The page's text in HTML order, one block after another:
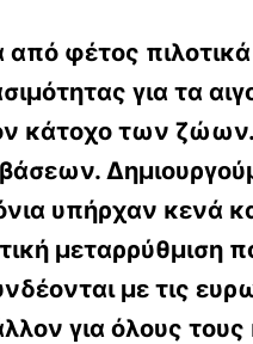
από φέτος
για τα
κάτοχο των
υπήρχαν κενά
μεταρρύθμιση
με τις
για όλους